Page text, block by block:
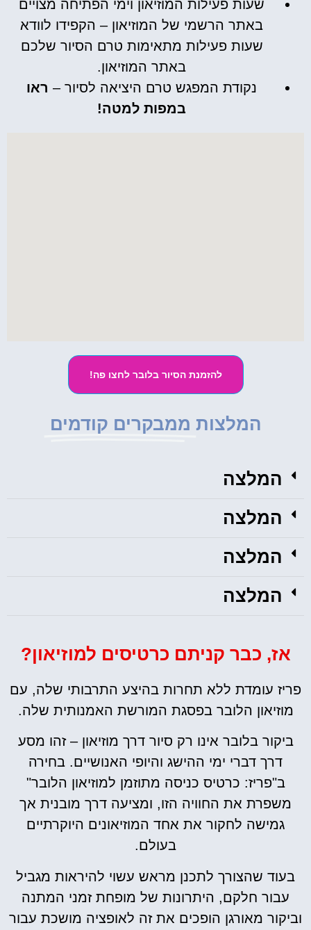
שעות פעילות המוזיאון וימי הפתיחה מצויים
באתר הרשמי של המוזיאון – הקפידו לוודא
שעות פעילות מתאימות טרם הסיור שלכם
באתר המוזיאון.
נקודת המפגש טרם היציאה לסיור – ראו
במפות למטה!
להזמנת הסיור בלובר לחצו פה!
המלצות ממבקרים קודמים
המלצה
המלצה
המלצה
המלצה
אז, כבר קניתם כרטיסים למוזיאון?
פריז עומדת ללא תחרות בהיצע התרבותי שלה, עם
מוזיאון הלובר בפסגת המורשת האמנותית שלה.
ביקור בלובר אינו רק סיור דרך מוזיאון – זהו מסע
דרך דברי ימי ההישג והיופי האנושיים. בחירה
ב"פריז: כרטיס כניסה מתוזמן למוזיאון הלובר"
משפרת את החוויה הזו, ומציעה דרך מובנית אך
גמישה לחקור את אחד המוזיאונים היוקרתיים
בעולם.
בעוד שהצורך לתכנן מראש עשוי להיראות מגביל
עבור חלקם, היתרונות של מופחת זמני המתנה
וביקור מאורגן הופכים את זה לאופציה מושכת עבור